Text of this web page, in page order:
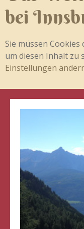
bei
Sie müssen
um diesen Inhalt zu
Einstellungen